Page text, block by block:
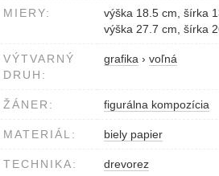
MIERY:
výška 18.5 cm, šírka
výška 27.7 cm, šírka
VÝTVARNÝ
DRUH:
grafika › voľná
ŽÁNER: figurálna kompozícia
MATERIÁL: biely papier
TECHNIKA: drevorez